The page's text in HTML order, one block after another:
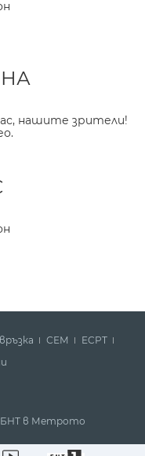
нашите зрители!
СЕМ
ECPT
БНТ в Метрото